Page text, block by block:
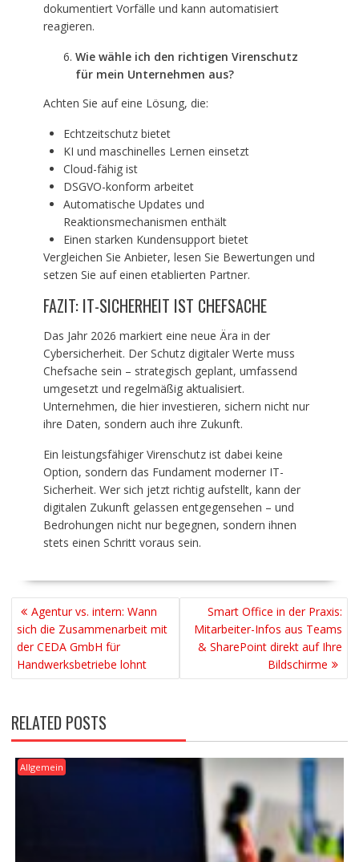
dokumentiert Vorfälle und kann automatisiert
reagieren.
Wie wähle ich den richtigen Virenschutz
für mein Unternehmen aus?
Achten Sie auf eine Lösung, die:
Echtzeitschutz bietet
KI und maschinelles Lernen einsetzt
Cloud-fähig ist
DSGVO-konform arbeitet
Automatische Updates und
Reaktionsmechanismen enthält
Einen starken Kundensupport bietet
Vergleichen Sie Anbieter, lesen Sie Bewertungen und
setzen Sie auf einen etablierten Partner.
FAZIT: IT-SICHERHEIT IST CHEFSACHE
Das Jahr 2026 markiert eine neue Ära in der
Cybersicherheit. Der Schutz digitaler Werte muss
Chefsache sein – strategisch geplant, umfassend
umgesetzt und regelmäßig aktualisiert.
Unternehmen, die hier investieren, sichern nicht nur
ihre Daten, sondern auch ihre Zukunft.
Ein leistungsfähiger Virenschutz ist dabei keine
Option, sondern das Fundament moderner IT-
Sicherheit. Wer sich jetzt richtig aufstellt, kann der
digitalen Zukunft gelassen entgegensehen – und
Bedrohungen nicht nur begegnen, sondern ihnen
stets einen Schritt voraus sein.
BEITRAGSNAVIGATION
Agentur vs. intern: Wann
sich die Zusammenarbeit mit
der CEDA GmbH für
Handwerksbetriebe lohnt
Smart Office in der Praxis:
Mitarbeiter-Infos aus Teams
& SharePoint direkt auf Ihre
Bildschirme
RELATED POSTS
Allgemein